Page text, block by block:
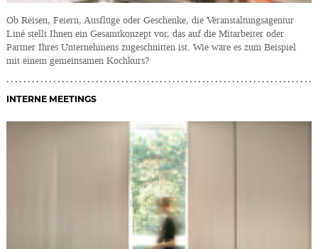
Ob Reisen, Feiern, Ausflüge oder Geschenke, die Veranstaltungsagentur
Liné stellt Ihnen ein Gesamtkonzept vor, das auf die Mitarbeiter oder
Partner Ihres Unternehmens zugeschnitten ist. Wie wäre es zum Beispiel
mit einem gemeinsamen Kochkurs?
INTERNE MEETINGS